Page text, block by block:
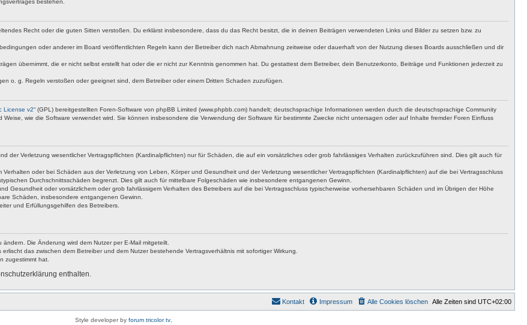
bestehen.
Recht oder die guten Sitten verstoßen. Du erklärst insbesondere, dass du das Recht besitzt, die in deinen Beiträgen verwendeten Links und Bilder zu setzen bzw. zu
oder anderer im Board veröffentlichten Regeln kann der Betreiber dich nach Abmahnung zeitweise oder dauerhaft von der Nutzung dieses Boards ausschließen und dir
übernimmt, die er nicht selbst erstellt hat oder die er nicht zur Kenntnis genommen hat. Du gestattest dem Betreiber, dein Benutzerkonto, Beiträge und Funktionen jederzeit zu
o. g. Regeln verstoßen oder geeignet sind, dem Betreiber oder einem Dritten Schaden zuzufügen.
License v2“ (GPL) bereitgestellten Foren-Software von phpBB Limited (www.phpbb.com) handelt; deutschsprachige Informationen werden durch die deutschsprachige Community
wie die Software verwendet wird. Sie können insbesondere die Verwendung der Software für bestimmte Zwecke nicht untersagen oder auf Inhalte fremder Foren Einfluss
der Verletzung wesentlicher Vertragspflichten (Kardinalpflichten) nur für Schäden, die auf ein vorsätzliches oder grob fahrlässiges Verhalten zurückzuführen sind. Dies gilt auch für
oder bei Schäden aus der Verletzung von Leben, Körper und Gesundheit und der Verletzung wesentlicher Vertragspflichten (Kardinalpflichten) auf die bei Vertragsschluss
Durchschnittsschäden begrenzt. Dies gilt auch für mittelbare Folgeschäden wie insbesondere entgangenen Gewinn.
Gesundheit oder vorsätzlichem oder grob fahrlässigem Verhalten des Betreibers auf die bei Vertragsschluss typischerweise vorhersehbaren Schäden und im Übrigen der Höhe
Schäden, insbesondere entgangenen Gewinn.
und Erfüllungsgehilfen des Betreibers.
Die Änderung wird dem Nutzer per E-Mail mitgeteilt.
das zwischen dem Betreiber und dem Nutzer bestehende Vertragsverhältnis mit sofortiger Wirkung.
zugestimmt hat.
enthalten.
Alle Zeiten sind UTC+02:00
Alle Cookies löschen
Impressum
Kontakt
Style developer by forum tricolor tv